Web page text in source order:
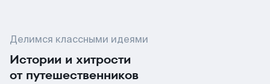
Делимся классными идеями
Истории и хитрости
от путешественников